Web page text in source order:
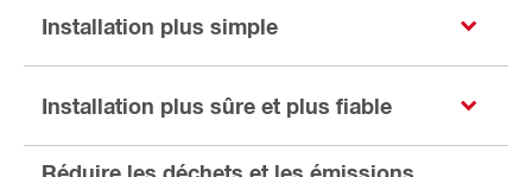
Installation plus simple
Installation plus sûre et plus fiable